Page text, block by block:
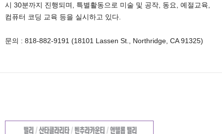
시 30분까지 진행되며, 특별활동으로 미술 및 공작, 동요, 예절교육,
컴퓨터 코딩 교육 등을 실시하고 있다.
문의 : 818-882-9191 (18101 Lassen St., Northridge, CA 91325)